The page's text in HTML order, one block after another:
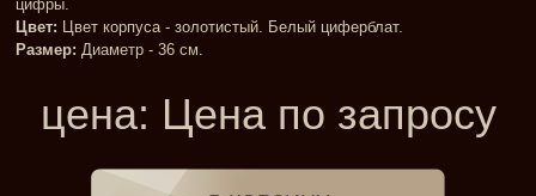
цифры.
Цвет: Цвет корпуса - золотистый. Белый циферблат.
Размер: Диаметр - 36 см.
цена: Цена по запросу